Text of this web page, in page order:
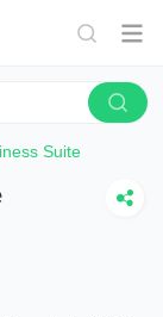
Suite